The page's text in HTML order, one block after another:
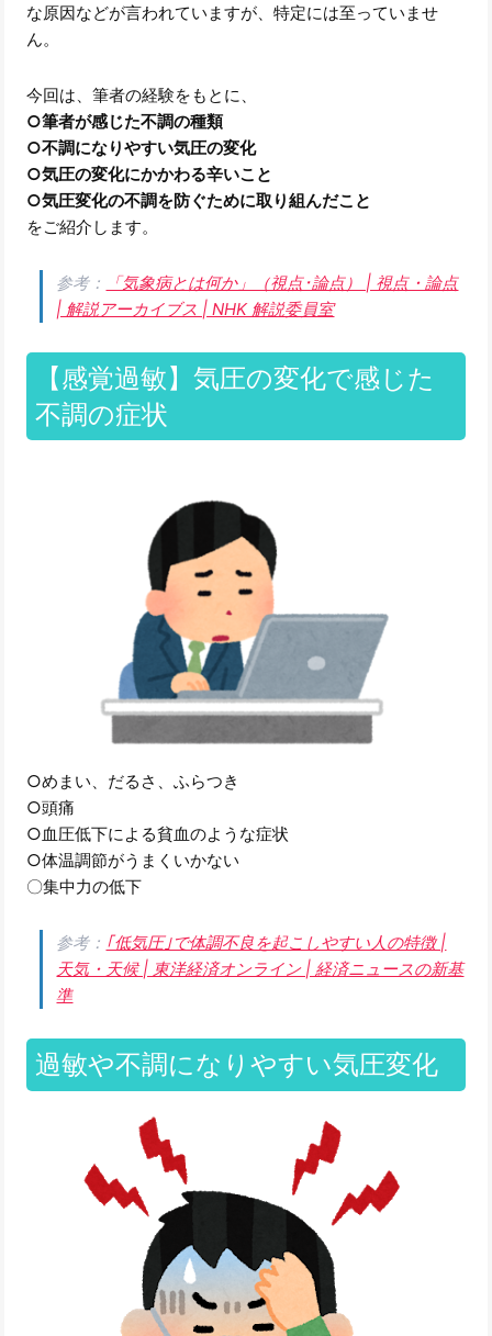
な原因などが言われていますが、特定には至っていませ
ん。
今回は、筆者の経験をもとに、
○筆者が感じた不調の種類
○不調になりやすい気圧の変化
○気圧の変化にかかわる辛いこと
○気圧変化の不調を防ぐために取り組んだこと
をご紹介します。
参考：
「気象病とは何か」（視点･論点） | 視点・論点
| 解説アーカイブス | NHK 解説委員室
【感覚過敏】気圧の変化で感じた
不調の症状
○めまい、だるさ、ふらつき
○頭痛
○血圧低下による貧血のような症状
○体温調節がうまくいかない
〇集中力の低下
参考： ｢低気圧｣で体調不良を起こしやすい人の特徴 |
天気・天候 | 東洋経済オンライン | 経済ニュースの新基
準
過敏や不調になりやすい気圧変化